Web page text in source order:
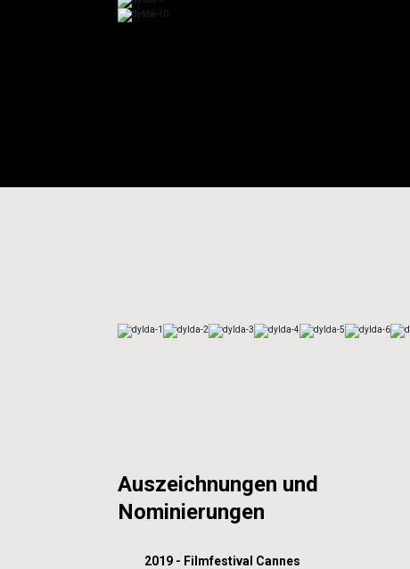
Auszeichnungen und
Nominierungen
2019 - Filmfestival Cannes